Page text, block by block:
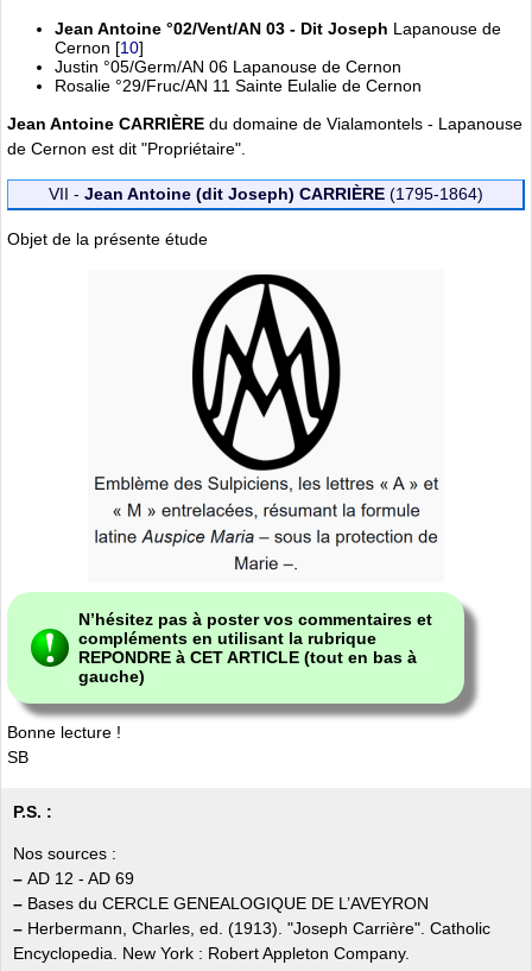
Jean Antoine °02/Vent/AN 03 - Dit Joseph Lapanouse de
Cernon [10]
Justin °05/Germ/AN 06 Lapanouse de Cernon
Rosalie °29/Fruc/AN 11 Sainte Eulalie de Cernon
Jean Antoine CARRIÈRE du domaine de Vialamontels - Lapanouse
de Cernon est dit "Propriétaire".
VII - Jean Antoine (dit Joseph) CARRIÈRE(1795-1864)
Objet de la présente étude
N’hésitez pas à poster vos commentaires et
compléments en utilisant la rubrique
REPONDRE à CET ARTICLE (tout en bas à
gauche)
Bonne lecture !
SB
P.S. :
Nos sources :
– AD 12 - AD 69
– Bases du CERCLE GENEALOGIQUE DE L’AVEYRON
– Herbermann, Charles, ed. (1913). "Joseph Carrière". Catholic
Encyclopedia. New York : Robert Appleton Company.